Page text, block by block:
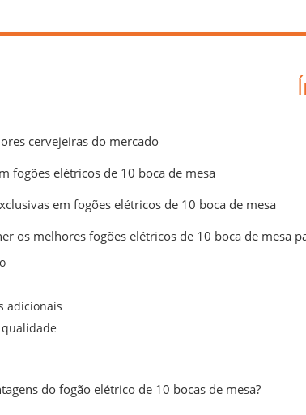
cervejeiras do mercado
fogões elétricos de 10 boca de mesa
em fogões elétricos de 10 boca de mesa
os melhores fogões elétricos de 10 boca de mesa
adicionais
do fogão elétrico de 10 bocas de mesa?